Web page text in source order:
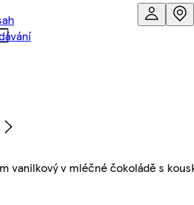
vanilkový v mléčné čokoládě s